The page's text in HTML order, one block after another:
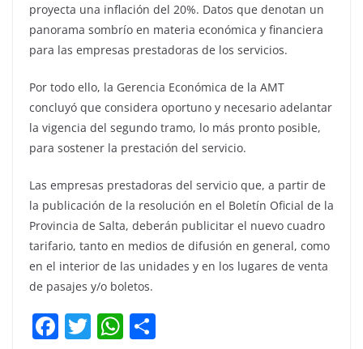
proyecta una inflación del 20%. Datos que denotan un
panorama sombrío en materia económica y financiera
para las empresas prestadoras de los servicios.
Por todo ello, la Gerencia Económica de la AMT
concluyó que considera oportuno y necesario adelantar
la vigencia del segundo tramo, lo más pronto posible,
para sostener la prestación del servicio.
Las empresas prestadoras del servicio que, a partir de
la publicación de la resolución en el Boletín Oficial de la
Provincia de Salta, deberán publicitar el nuevo cuadro
tarifario, tanto en medios de difusión en general, como
en el interior de las unidades y en los lugares de venta
de pasajes y/o boletos.
F T W